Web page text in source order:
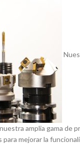
amplia gama
mejorar la